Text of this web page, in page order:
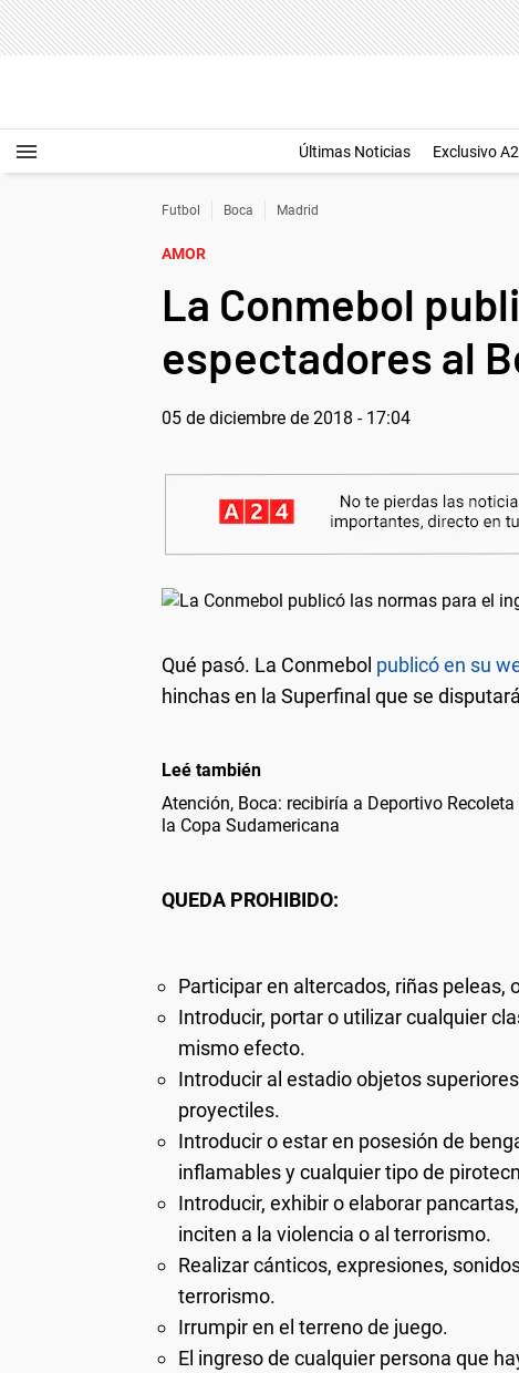
Últimas Noticias Exclusivo
Futbol Boca Madrid
AMOR
La Conmebol
espectadores al
05 de diciembre de 2018 - 17:04
Qué pasó. La Conmebol publicó en su
hinchas en la Superfinal que se
Leé también
Atención, Boca: recibiría a Deportivo
la Copa Sudamericana
QUEDA PROHIBIDO:
Participar en altercados, riñas peleas,
Introducir, portar o utilizar cualquier
mismo efecto.
Introducir al estadio objetos
proyectiles.
Introducir o estar en posesión de
inflamables y cualquier tipo de
Introducir, exhibir o elaborar
inciten a la violencia o al terrorismo.
Realizar cánticos, expresiones,
terrorismo.
Irrumpir en el terreno de juego.
El ingreso de cualquier persona que